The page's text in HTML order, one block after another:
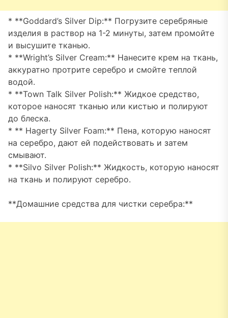
* **Goddard’s Silver Dip:** Погрузите серебряные
изделия в раствор на 1-2 минуты, затем промойте
и высушите тканью.
* **Wright’s Silver Cream:** Нанесите крем на ткань,
аккуратно протрите серебро и смойте теплой
водой.
* **Town Talk Silver Polish:** Жидкое средство,
которое наносят тканью или кистью и полируют
до блеска.
* ** Hagerty Silver Foam:** Пена, которую наносят
на серебро, дают ей подействовать и затем
смывают.
* **Silvo Silver Polish:** Жидкость, которую наносят
на ткань и полируют серебро.
**Домашние средства для чистки серебра:**